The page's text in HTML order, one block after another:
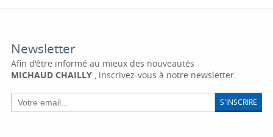
Newsletter
Afin d'être informé au mieux des nouveautés
MICHAUD CHAILLY, inscrivez-vous à notre newsletter.
S'INSCRIRE